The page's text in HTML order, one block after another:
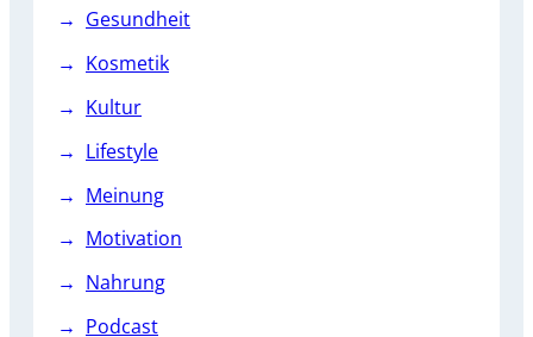
Gesundheit
Kosmetik
Kultur
Lifestyle
Meinung
Motivation
Nahrung
Podcast